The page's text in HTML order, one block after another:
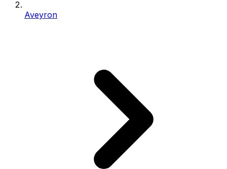
Aveyron